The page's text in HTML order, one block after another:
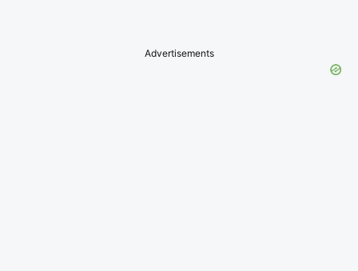
Advertisements